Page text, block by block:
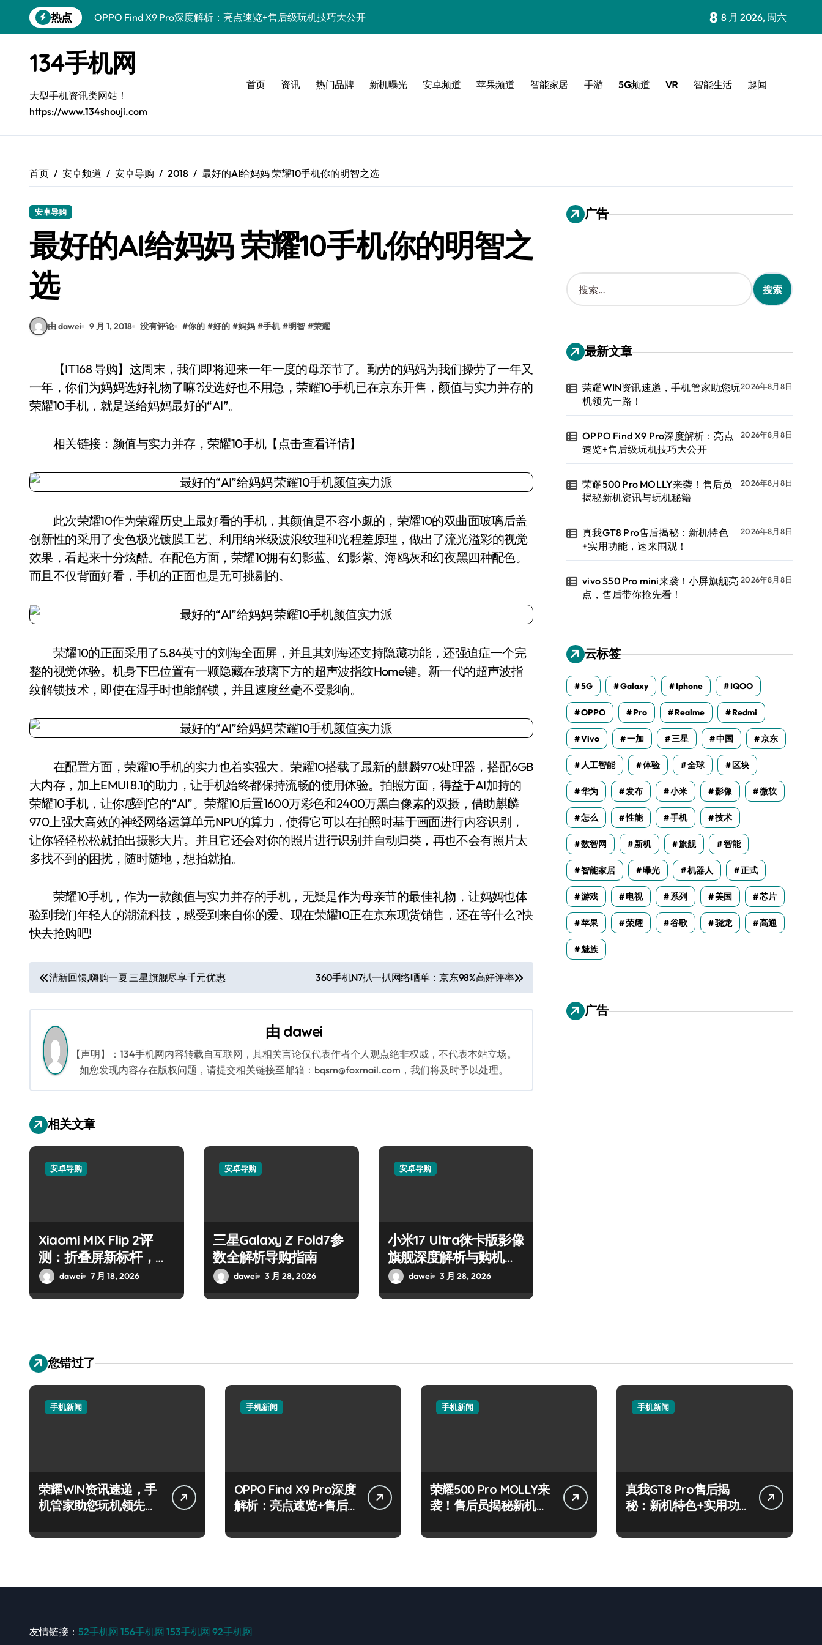
到
热点
OPPO Find X9 Pro深度解析：亮点速览+售后级玩机技巧大公开
真我GT8 Pro售后揭秘：新机特色+实用功能，速来围观！
vivo S50 Pro mini来袭！小屏旗舰亮点，售后带你抢先看！
REDMI K90深度揭秘！售后员带你一文览尽核心亮点配置
三星W26新资讯来袭！售后员带您畅享智能科技新体验！
iPhone 17e性能配置大揭秘，售后视角带您抢先看！
荣耀WIN资讯速递，手机管家助您玩机领先一路！
8 8 月 2026, 周六
134手机网
大型手机资讯类网站！
https://www.134shouji.com
首页 资讯 热门品牌 新机曝光 安卓频道 苹果频道 智能家居 手游 5G频道 VR 智能生活 趣闻
首页 安卓频道 安卓导购 2018 最好的AI给妈妈 荣耀10手机你的明智之选
安卓导购
最好的AI给妈妈 荣耀10手机你的明智之
选
由 dawei 9 月 1, 2018 没有评论 #你的 #好的 #妈妈 #手机 #明智 #荣耀
【IT168 导购】这周末，我们即将迎来一年一度的母亲节了。勤劳的妈妈为我们操劳了一年又
一年，你们为妈妈选好礼物了嘛?没选好也不用急，荣耀10手机已在京东开售，颜值与实力并存的
荣耀10手机，就是送给妈妈最好的“AI”。
相关链接：颜值与实力并存，荣耀10手机【点击查看详情】
此次荣耀10作为荣耀历史上最好看的手机，其颜值是不容小觑的，荣耀10的双曲面玻璃后盖
创新性的采用了变色极光镀膜工艺、利用纳米级波浪纹理和光程差原理，做出了流光溢彩的视觉
效果，看起来十分炫酷。在配色方面，荣耀10拥有幻影蓝、幻影紫、海鸥灰和幻夜黑四种配色。
而且不仅背面好看，手机的正面也是无可挑剔的。
荣耀10的正面采用了5.84英寸的刘海全面屏，并且其刘海还支持隐藏功能，还强迫症一个完
整的视觉体验。机身下巴位置有一颗隐藏在玻璃下方的超声波指纹Home键。新一代的超声波指
纹解锁技术，即使在湿手时也能解锁，并且速度丝毫不受影响。
在配置方面，荣耀10手机的实力也着实强大。荣耀10搭载了最新的麒麟970处理器，搭配6GB
大内存，加上EMUI 8.1的助力，让手机始终都保持流畅的使用体验。拍照方面，得益于AI加持的
荣耀10手机，让你感到它的“AI”。荣耀10后置1600万彩色和2400万黑白像素的双摄，借助麒麟
970上强大高效的神经网络运算单元NPU的算力，使得它可以在拍照时基于画面进行内容识别，
让你轻轻松松就拍出摄影大片。并且它还会对你的照片进行识别并自动归类，再也不会有照片太
多找不到的困扰，随时随地，想拍就拍。
荣耀10手机，作为一款颜值与实力并存的手机，无疑是作为母亲节的最佳礼物，让妈妈也体
验到我们年轻人的潮流科技，感受到来自你的爱。现在荣耀10正在京东现货销售，还在等什么?快
快去抢购吧!
文
章
导
航
清新回馈,嗨购一夏 三星旗舰尽享千元优惠 360手机N7扒一扒网络晒单：京东98%高好评率
由 dawei
【声明】：134手机网内容转载自互联网，其相关言论仅代表作者个人观点绝非权威，不代表本站立场。
如您发现内容存在版权问题，请提交相关链接至邮箱：bqsm@foxmail.com，我们将及时予以处理。
相关文章
安卓导购
Xiaomi MIX Flip 2评
测：折叠屏新标杆，选
购必看
dawei 7 月 18, 2026
安卓导购
三星Galaxy Z Fold7参
数全解析导购指南
dawei 3 月 28, 2026
安卓导购
小米17 Ultra徕卡版影像
旗舰深度解析与购机指
南
dawei 3 月 28, 2026
广告
搜
索
：
最新文章
荣耀WIN资讯速递，手机管家助您玩
机领先一路！
2026年8月8日
OPPO Find X9 Pro深度解析：亮点
速览+售后级玩机技巧大公开
2026年8月8日
荣耀500 Pro MOLLY来袭！售后员
揭秘新机资讯与玩机秘籍
2026年8月8日
真我GT8 Pro售后揭秘：新机特色
+实用功能，速来围观！
2026年8月8日
vivo S50 Pro mini来袭！小屏旗舰亮
点，售后带你抢先看！
2026年8月8日
云标签
5G Galaxy Iphone IQOO
OPPO Pro Realme Redmi
Vivo 一加 三星 中国 京东
人工智能 体验 全球 区块
华为 发布 小米 影像 微软
怎么 性能 手机 技术
数智网 新机 旗舰 智能
智能家居 曝光 机器人 正式
游戏 电视 系列 美国 芯片
苹果 荣耀 谷歌 骁龙 高通
魅族
广告
您错过了
手机新闻
荣耀WIN资讯速递，手
机管家助您玩机领先一
手机新闻
OPPO Find X9 Pro深度
解析：亮点速览+售后
手机新闻
荣耀500 Pro MOLLY来
袭！售后员揭秘新机资
手机新闻
真我GT8 Pro售后揭
秘：新机特色+实用功
友情链接： 52手机网 156手机网 153手机网 92手机网